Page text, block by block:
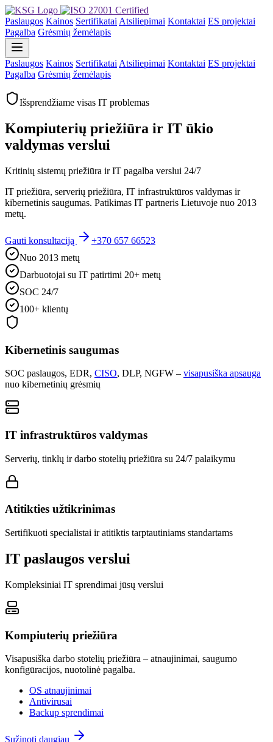
Paslaugos Kainos Sertifikatai Atsiliepimai Kontaktai ES projektai
Pagalba Grėsmių žemėlapis
Paslaugos Kainos Sertifikatai Atsiliepimai Kontaktai ES projektai
Pagalba Grėsmių žemėlapis
Išsprendžiame visas IT problemas
Kompiuterių priežiūra ir IT ūkio
valdymas verslui
Kritinių sistemų priežiūra ir IT pagalba verslui 24/7
IT priežiūra, serverių priežiūra, IT infrastruktūros valdymas ir
kibernetinis saugumas. Patikimas IT partneris Lietuvoje nuo 2013
metų.
Gauti konsultaciją
+370 657 66523
Nuo 2013 metų
Darbuotojai su IT patirtimi 20+ metų
SOC 24/7
100+ klientų
Kibernetinis saugumas
SOC paslaugos, EDR, CISO, DLP, NGFW – visapusiška apsauga
nuo kibernetinių grėsmių
IT infrastruktūros valdymas
Serverių, tinklų ir darbo stotelių priežiūra su 24/7 palaikymu
Atitikties užtikrinimas
Sertifikuoti specialistai ir atitiktis tarptautiniams standartams
IT paslaugos verslui
Kompleksiniai IT sprendimai jūsų verslui
Kompiuterių priežiūra
Visapusiška darbo stotelių priežiūra – atnaujinimai, saugumo
konfigūracijos, nuotolinė pagalba.
OS atnaujinimai
Antivirusai
Backup sprendimai
Sužinoti daugiau